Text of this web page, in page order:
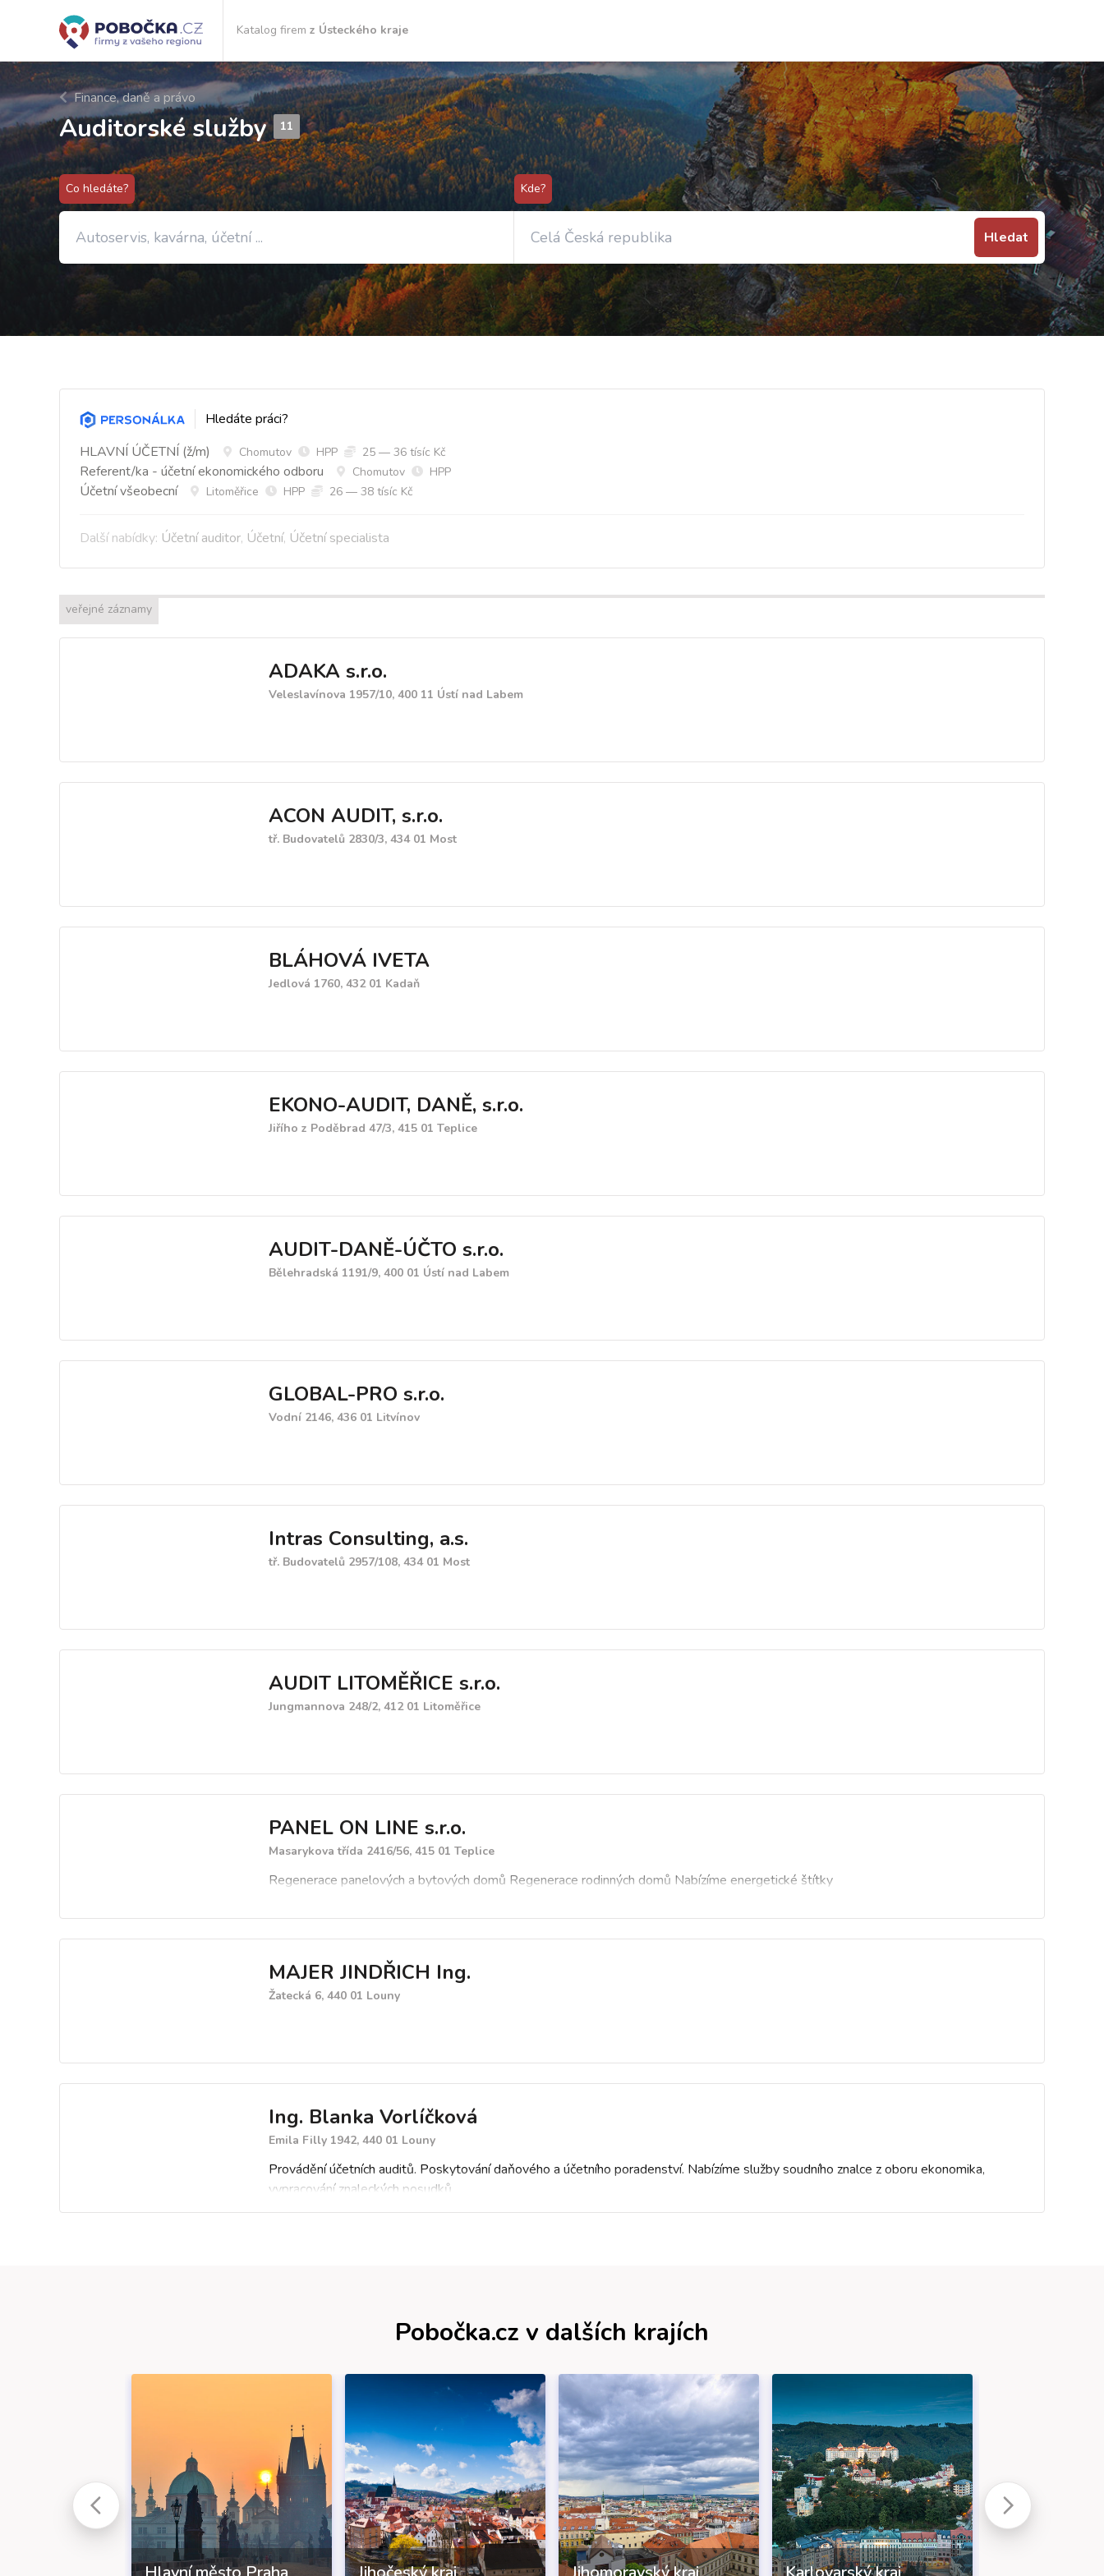
Katalog firem z Ústeckého kraje
Finance, daně a právo
Auditorské služby 11
Co hledáte? Kde?
Hledat
Hledáte práci?
HLAVNÍ ÚČETNÍ (ž/m)
Chomutov HPP 25 — 36 tísíc Kč
Referent/ka - účetní ekonomického odboru Chomutov HPP
Účetní všeobecní Litoměřice HPP 26 — 38 tísíc Kč
Další nabídky: Účetní auditor, Účetní, Účetní specialista
veřejné záznamy
ADAKA s.r.o.
Veleslavínova 1957/10, 400 11 Ústí nad Labem
ACON AUDIT, s.r.o.
tř. Budovatelů 2830/3, 434 01 Most
BLÁHOVÁ IVETA
Jedlová 1760, 432 01 Kadaň
EKONO-AUDIT, DANĚ, s.r.o.
Jiřího z Poděbrad 47/3, 415 01 Teplice
AUDIT-DANĚ-ÚČTO s.r.o.
Bělehradská 1191/9, 400 01 Ústí nad Labem
GLOBAL-PRO s.r.o.
Vodní 2146, 436 01 Litvínov
Intras Consulting, a.s.
tř. Budovatelů 2957/108, 434 01 Most
AUDIT LITOMĚŘICE s.r.o.
Jungmannova 248/2, 412 01 Litoměřice
PANEL ON LINE s.r.o.
Masarykova třída 2416/56, 415 01 Teplice
Regenerace panelových a bytových domů Regenerace rodinných domů Nabízíme energetické štítky
MAJER JINDŘICH Ing.
Žatecká 6, 440 01 Louny
Ing. Blanka Vorlíčková
Emila Filly 1942, 440 01 Louny
Provádění účetních auditů. Poskytování daňového a účetního poradenství. Nabízíme služby soudního znalce z oboru ekonomika,
vypracování znaleckých posudků.
Pobočka.cz v dalších krajích